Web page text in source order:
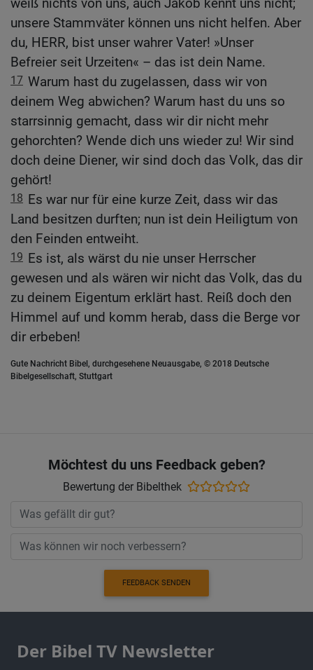
weiß nichts von uns, auch Jakob kennt uns nicht;
unsere Stammväter können uns nicht helfen. Aber
du, HERR, bist unser wahrer Vater! »Unser
Befreier seit Urzeiten« – das ist dein Name.
17 Warum hast du zugelassen, dass wir von
deinem Weg abwichen? Warum hast du uns so
starrsinnig gemacht, dass wir dir nicht mehr
gehorchten? Wende dich uns wieder zu! Wir sind
doch deine Diener, wir sind doch das Volk, das dir
gehört!
18 Es war nur für eine kurze Zeit, dass wir das
Land besitzen durften; nun ist dein Heiligtum von
den Feinden entweiht.
19 Es ist, als wärst du nie unser Herrscher
gewesen und als wären wir nicht das Volk, das du
zu deinem Eigentum erklärt hast. Reiß doch den
Himmel auf und komm herab, dass die Berge vor
dir erbeben!
Gute Nachricht Bibel, durchgesehene Neuausgabe, © 2018 Deutsche
Bibelgesellschaft, Stuttgart
Möchtest du uns Feedback geben?
Bewertung der Bibelthek
FEEDBACK SENDEN
Der Bibel TV Newsletter